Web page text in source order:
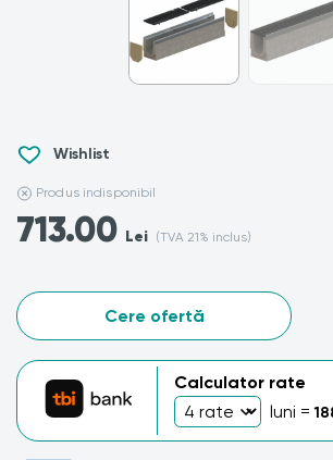
Wishlist
Produs indisponibil
713.00 Lei (TVA 21% inclus)
Cere ofertă
Calculator rate
luni =